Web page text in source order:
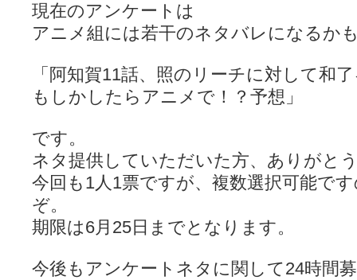
現在のアンケートは
アニメ組には若干のネタバレになるか
「阿知賀11話、照のリーチに対して和
もしかしたらアニメで！？予想」
です。
ネタ提供していただいた方、ありがと
今回も1人1票ですが、複数選択可能で
ぞ。
期限は6月25日までとなります。
今後もアンケートネタに関して24時間